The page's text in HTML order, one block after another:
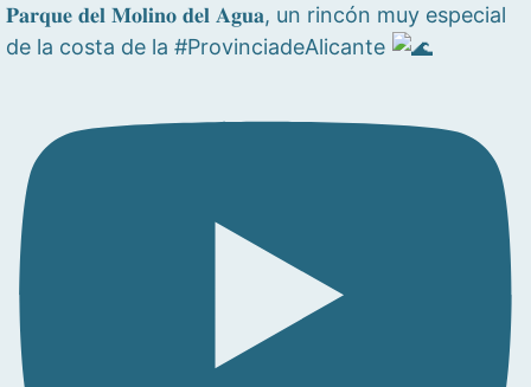
𝐏𝐚𝐫𝐪𝐮𝐞 𝐝𝐞𝐥 𝐌𝐨𝐥𝐢𝐧𝐨 𝐝𝐞𝐥 𝐀𝐠𝐮𝐚, un rincón muy especial
de la costa de la #ProvinciadeAlicante